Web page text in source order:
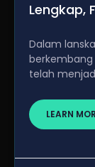
Lengkap,
Dalam
berkembang
telah
LEARN